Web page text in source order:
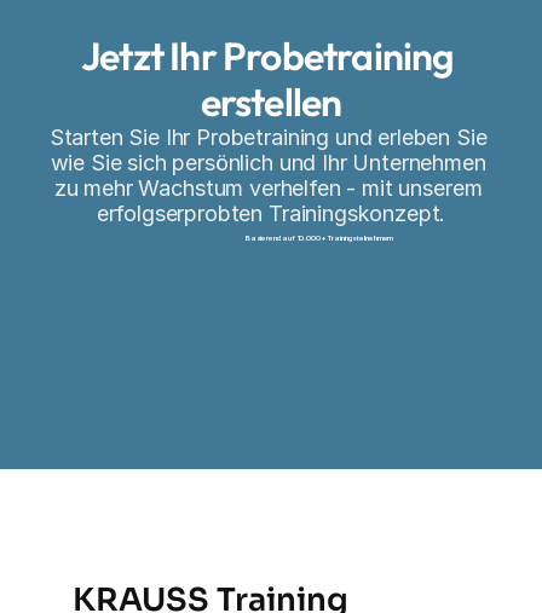
Jetzt Ihr Probetraining
erstellen
Starten Sie Ihr Probetraining und erleben Sie
wie Sie sich persönlich und Ihr Unternehmen
zu mehr Wachstum verhelfen - mit unserem
erfolgserprobten Trainingskonzept.
Basierend auf 10.000+ Trainingsteilnehmern
KRAUSS Training